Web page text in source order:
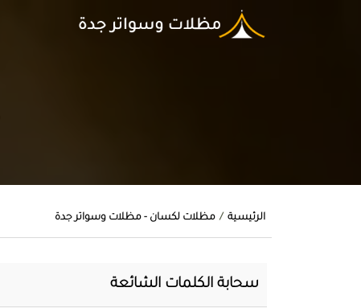
الرئيسية مظلات لكسان - مظلات وسواتر جدة
سحابة الكلمات الشائعة